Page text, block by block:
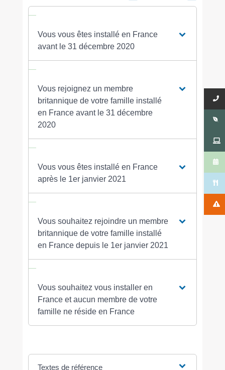
Vous vous êtes installé en France
avant le 31 décembre 2020
Vous rejoignez un membre
britannique de votre famille installé
en France avant le 31 décembre
2020
Vous vous êtes installé en France
après le 1er janvier 2021
Vous souhaitez rejoindre un membre
britannique de votre famille installé
en France depuis le 1er janvier 2021
Vous souhaitez vous installer en
France et aucun membre de votre
famille ne réside en France
Textes de référence